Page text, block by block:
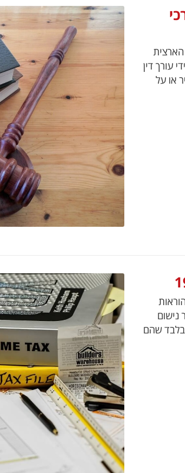
מתקינה המועצה הארצית
עורך דין
או על
מס הכנסה, אני מורה לאמור: פרק א`: כללי 1 . בהוראות
נישום
שהם